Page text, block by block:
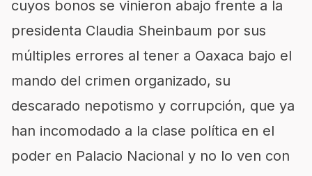
cuyos bonos se vinieron abajo frente a la
presidenta Claudia Sheinbaum por sus
múltiples errores al tener a Oaxaca bajo el
mando del crimen organizado, su
descarado nepotismo y corrupción, que ya
han incomodado a la clase política en el
poder en Palacio Nacional y no lo ven con